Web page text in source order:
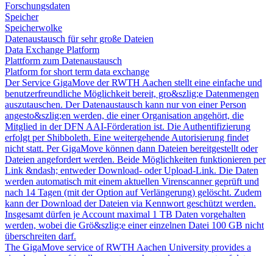
Forschungsdaten
Speicher
Speicherwolke
Datenaustausch für sehr große Dateien
Data Exchange Platform
Plattform zum Datenaustausch
Platform for short term data exchange
Der Service GigaMove der RWTH Aachen stellt eine einfache und
benutzerfreundliche Möglichkeit bereit, gro&szlig;e Datenmengen
auszutauschen. Der Datenaustausch kann nur von einer Person
angesto&szlig;en werden, die einer Organisation angehört, die
Mitglied in der DFN AAI-Förderation ist. Die Authentifizierung
erfolgt per Shibboleth. Eine weitergehende Autorisierung findet
nicht statt. Per GigaMove können dann Dateien bereitgestellt oder
Dateien angefordert werden. Beide Möglichkeiten funktionieren per
Link &ndash; entweder Download- oder Upload-Link. Die Daten
werden automatisch mit einem aktuellen Virenscanner geprüft und
nach 14 Tagen (mit der Option auf Verlängerung) gelöscht. Zudem
kann der Download der Dateien via Kennwort geschützt werden.
Insgesamt dürfen je Account maximal 1 TB Daten vorgehalten
werden, wobei die Grö&szlig;e einer einzelnen Datei 100 GB nicht
überschreiten darf.
The GigaMove service of RWTH Aachen University provides a